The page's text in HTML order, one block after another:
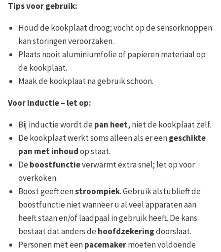
Tips voor gebruik:
Houd de kookplaat droog; vocht op de sensorknoppen
kan storingen veroorzaken.
Plaats nooit aluminiumfolie of papieren materiaal op
de kookplaat.
Maak de kookplaat na gebruik schoon.
Voor Inductie – let op:
Bij inductie wordt de pan heet, niet de kookplaat zelf.
De kookplaat werkt soms alleen als er eengeschikte
pan met inhoudop staat.
De boostfunctieverwarmt extra snel; let op voor
overkoken.
Boost geeft eenstroompiek. Gebruik alstublieft de
boostfunctie niet wanneer u al veel apparaten aan
heeft staan en/of laadpaal in gebruik heeft. De kans
bestaat dat anders de hoofdzekeringdoorslaat.
Personen met eenpacemakermoeten voldoende